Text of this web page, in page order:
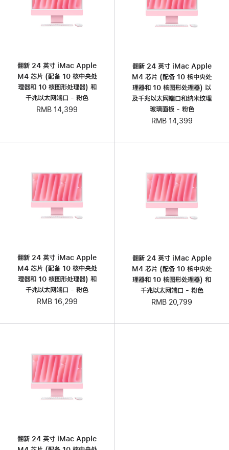
翻新 24 英寸 iMac Apple
M4 芯片 (配备 10 核中央处
理器和 10 核图形处理器) 和
千兆以太网端口 - 粉色
RMB 14,399
翻新 24 英寸 iMac Apple
M4 芯片 (配备 10 核中央处
理器和 10 核图形处理器) 以
及千兆以太网端口和纳米纹理
玻璃面板 - 粉色
RMB 14,399
翻新 24 英寸 iMac Apple
M4 芯片 (配备 10 核中央处
理器和 10 核图形处理器) 和
千兆以太网端口 - 粉色
RMB 16,299
翻新 24 英寸 iMac Apple
M4 芯片 (配备 10 核中央处
理器和 10 核图形处理器) 和
千兆以太网端口 - 粉色
RMB 20,799
翻新 24 英寸 iMac Apple